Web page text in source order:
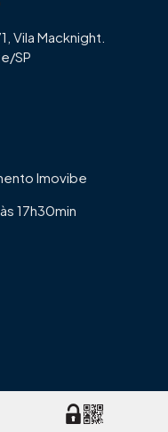
Vila Macknight.
SP
Imovibe
17h30min